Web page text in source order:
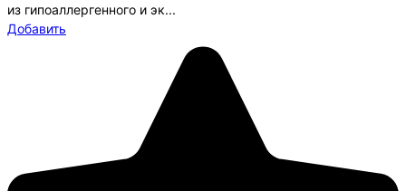
из гипоаллергенного и эк...
Добавить